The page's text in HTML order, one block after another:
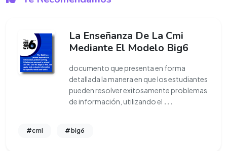
La Enseñanza De La Cmi
Mediante El Modelo Big6
documento que presenta en forma
detallada la manera en que los estudiantes
pueden resolver exitosamente problemas
de información, utilizando el ...
#cmi #big6